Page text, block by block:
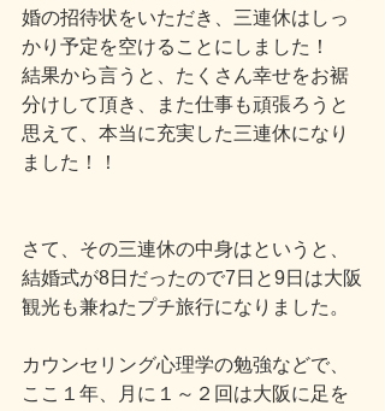
婚の招待状をいただき、三連休はしっ
かり予定を空けることにしました！
結果から言うと、たくさん幸せをお裾
分けして頂き、また仕事も頑張ろうと
思えて、本当に充実した三連休になり
ました！！
さて、その三連休の中身はというと、
結婚式が8日だったので7日と9日は大阪
観光も兼ねたプチ旅行になりました。
カウンセリング心理学の勉強などで、
ここ１年、月に１～２回は大阪に足を